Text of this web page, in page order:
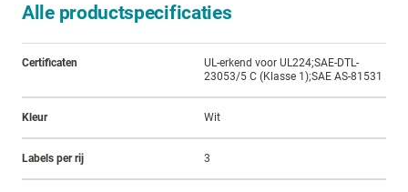
Alle productspecificaties
Certificaten
UL-erkend voor UL224;SAE-DTL-
23053/5 C (Klasse 1);SAE AS-81531
Kleur Wit
Labels per rij 3